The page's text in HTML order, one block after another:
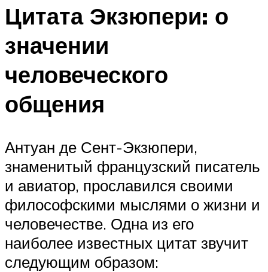
Цитата Экзюпери: о
значении
человеческого
общения
Антуан де Сент-Экзюпери,
знаменитый французский писатель
и авиатор, прославился своими
философскими мыслями о жизни и
человечестве. Одна из его
наиболее известных цитат звучит
следующим образом: